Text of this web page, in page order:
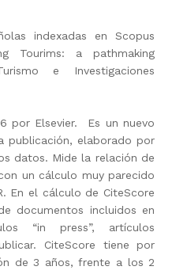
indexadas en Scopus
Tourims: a pathmaking
e Investigaciones
por Elsevier. Es un nuevo
publicación, elaborado por
datos. Mide la relación de
un cálculo muy parecido
En el cálculo de CiteScore
documentos incluidos en
“in press”, artículos
CiteScore tiene por
de 3 años, frente a los 2